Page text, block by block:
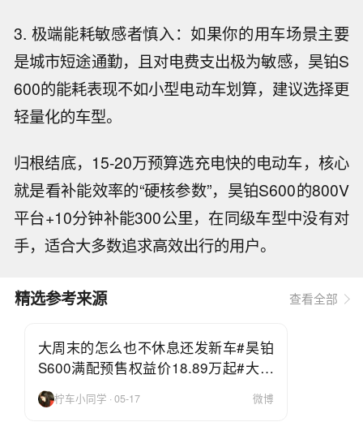
3. 极端能耗敏感者慎入：如果你的用车场景主要
是城市短途通勤，且对电费支出极为敏感，昊铂S
600的能耗表现不如小型电动车划算，建议选择更
轻量化的车型。
归根结底，15-20万预算选充电快的电动车，核心
就是看补能效率的“硬核参数”，昊铂S600的800V
平台+10分钟补能300公里，在同级车型中没有对
手，适合大多数追求高效出行的用户。
精选参考来源 查看全部
大周末的怎么也不休息还发新车#昊铂
S600满配预售权益价18.89万起#大家
觉得贵不贵？18万能选择
柠车小同学 · 05-17 微博